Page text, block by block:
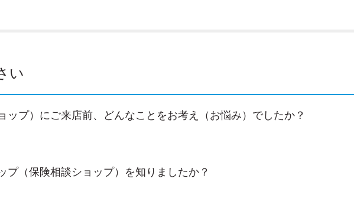
い
プ）にご来店前、どんなことをお考え（お悩み）でしたか？
（保険相談ショップ）を知りましたか？